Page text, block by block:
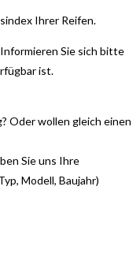
Ihrer Reifen.
Sie sich bitte
ist.
Oder wollen gleich einen
Sie uns Ihre
Modell, Baujahr)